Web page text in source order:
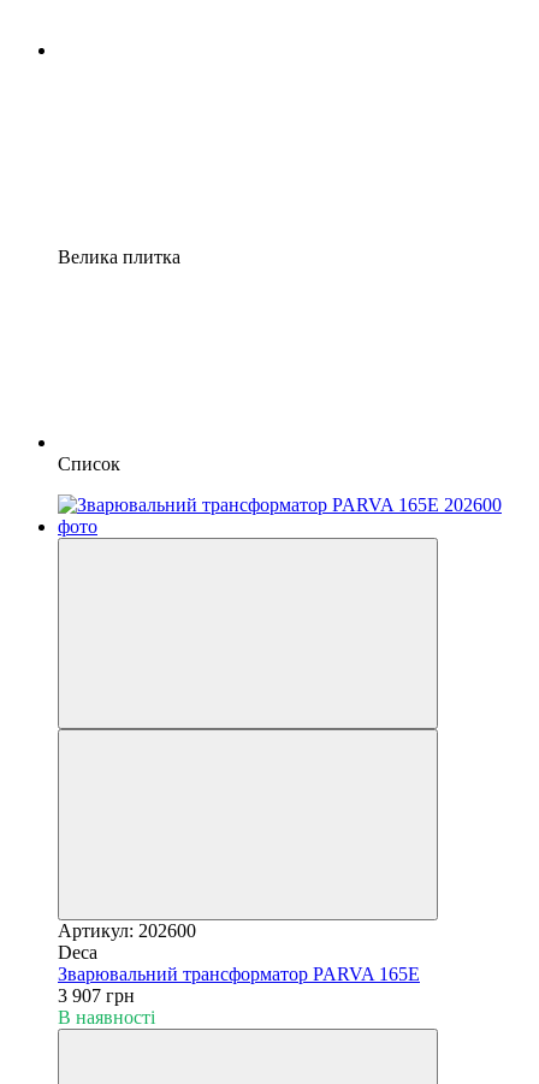
Велика плитка
Список
Артикул: 202600
Deca
Зварювальний трансформатор PARVA 165E
3 907 грн
В наявності